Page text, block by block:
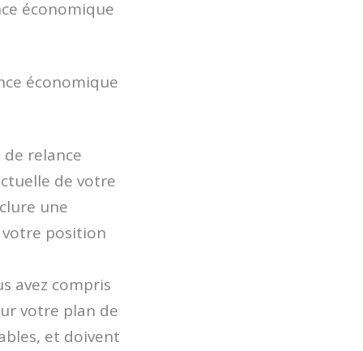
économique
économique
relance
de votre
une
votre position
avez compris
votre plan de
et doivent